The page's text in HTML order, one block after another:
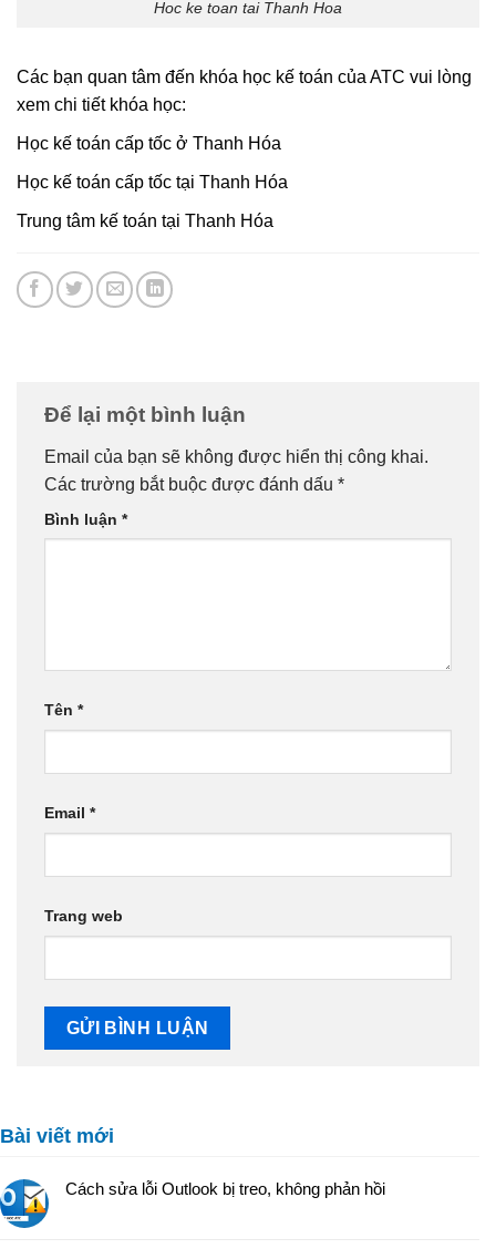
Hoc ke toan tai Thanh Hoa
Các bạn quan tâm đến khóa học kế toán của ATC vui lòng
xem chi tiết khóa học:
Học kế toán cấp tốc ở Thanh Hóa
Học kế toán cấp tốc tại Thanh Hóa
Trung tâm kế toán tại Thanh Hóa
Để lại một bình luận
Email của bạn sẽ không được hiển thị công khai.
Các trường bắt buộc được đánh dấu *
Bình luận *
Tên *
Email *
Trang web
Bài viết mới
Cách sửa lỗi Outlook bị treo, không phản hồi